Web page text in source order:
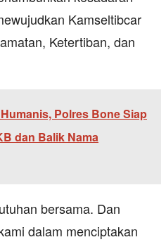
Kamseltibcar
Ketertiban, dan
Polres Bone Siap
dan Balik Nama
bersama. Dan
dalam menciptakan